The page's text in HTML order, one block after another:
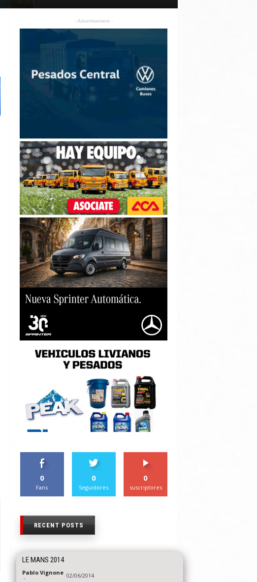
- Advertisement -
0
Fans
0
Seguidores
0
suscriptores
RECENT POSTS
LE MANS 2014
Pablo Vignone
- 02/06/2014